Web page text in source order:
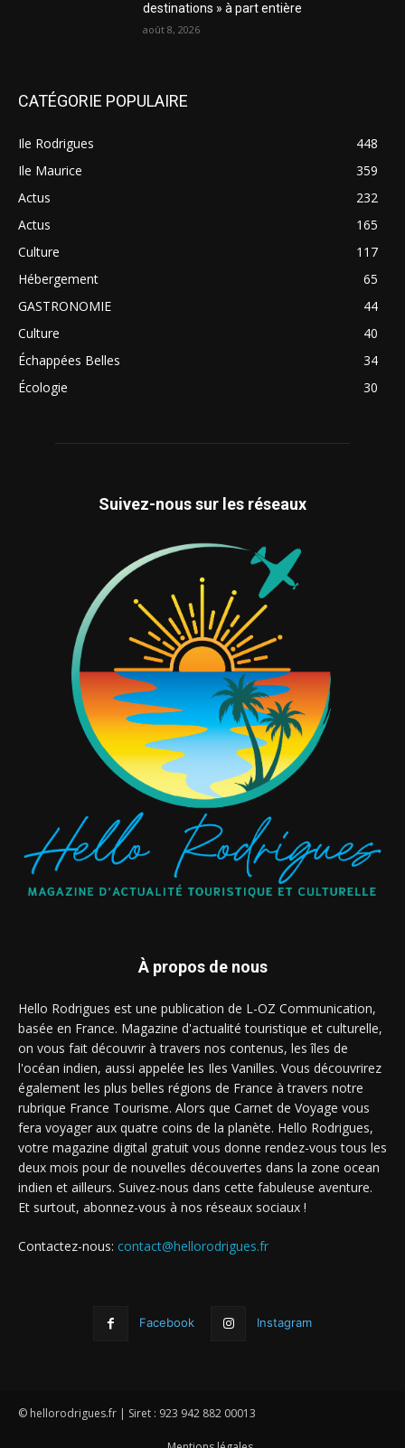
destinations » à part entière
août 8, 2026
CATÉGORIE POPULAIRE
Ile Rodrigues
448
Ile Maurice
359
Actus
232
Actus
165
Culture
117
Hébergement
65
GASTRONOMIE
44
Culture
40
Échappées Belles
34
Écologie
30
Suivez-nous sur les réseaux
À propos de nous
Hello Rodrigues est une publication de L-OZ Communication,
basée en France. Magazine d'actualité touristique et culturelle,
on vous fait découvrir à travers nos contenus, les îles de
l'océan indien, aussi appelée les Iles Vanilles. Vous découvrirez
également les plus belles régions de France à travers notre
rubrique France Tourisme. Alors que Carnet de Voyage vous
fera voyager aux quatre coins de la planète. Hello Rodrigues,
votre magazine digital gratuit vous donne rendez-vous tous les
deux mois pour de nouvelles découvertes dans la zone ocean
indien et ailleurs. Suivez-nous dans cette fabuleuse aventure.
Et surtout, abonnez-vous à nos réseaux sociaux !
Contactez-nous: contact@hellorodrigues.fr
Facebook Instagram
© hellorodrigues.fr | Siret : 923 942 882 00013